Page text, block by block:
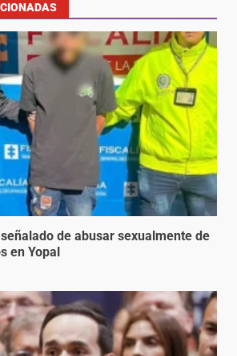
de abusar sexualmente de
en Yopal